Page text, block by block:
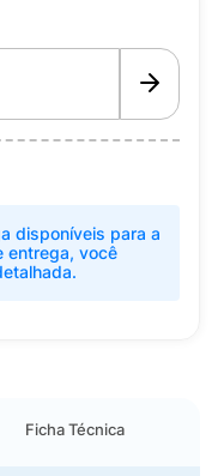
disponíveis para a
entrega, você
Ficha Técnica